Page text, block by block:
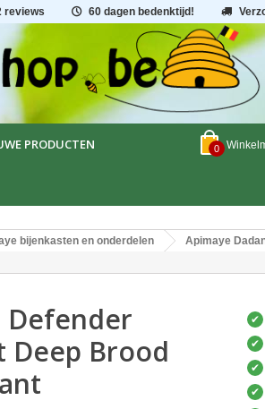
reviews 60 dagen bedenktijd!
0
PRODUCTEN
bijenkasten en onderdelen Apimaye
Defender
Deep Brood
✔
✔
✔
✔